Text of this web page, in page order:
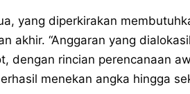
yang diperkirakan
akhir. “Anggaran yang
dengan rincian perencanaan
menekan angka hingga